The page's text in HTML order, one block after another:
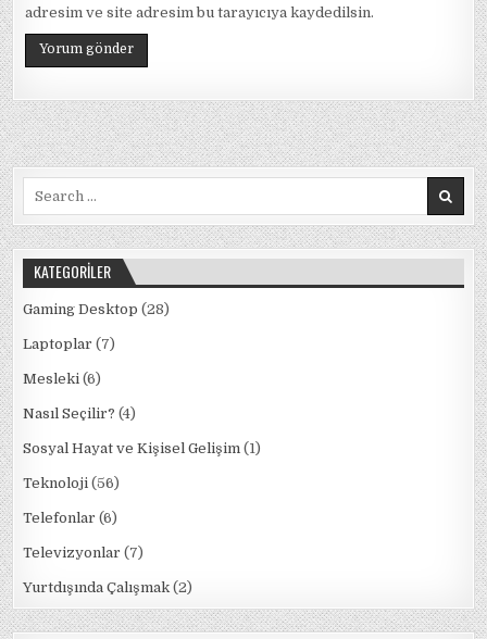
adresim ve site adresim bu tarayıcıya kaydedilsin.
KATEGORILER
Gaming Desktop (28)
Laptoplar (7)
Mesleki (6)
Nasıl Seçilir? (4)
Sosyal Hayat ve Kişisel Gelişim (1)
Teknoloji (56)
Telefonlar (6)
Televizyonlar (7)
Yurtdışında Çalışmak (2)